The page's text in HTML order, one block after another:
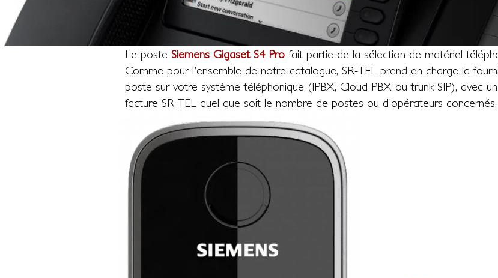
Le poste Siemens Gigaset S4 Pro fait partie de la sélection de matériel
Comme pour l'ensemble de notre catalogue, SR-TEL prend en charge la
poste sur votre système téléphonique (IPBX, Cloud PBX ou trunk SIP), avec
facture SR-TEL quel que soit le nombre de postes ou d'opérateurs concernés.